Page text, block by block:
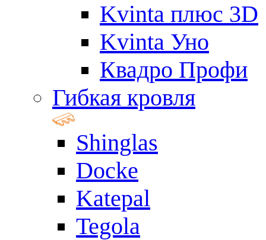
Kvinta плюс 3D
Kvinta Уно
Квадро Профи
Гибкая кровля
Shinglas
Docke
Katepal
Tegola